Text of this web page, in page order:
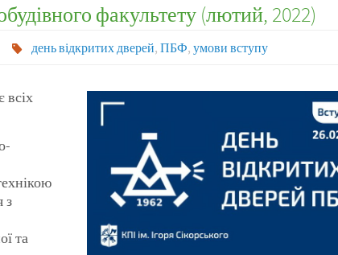
факультету (лютий, 2022)
день відкритих дверей, ПБФ, умови вступу
всіх
з
та